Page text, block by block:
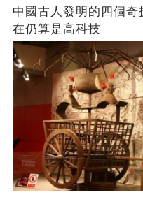
中國古人發明的四個
在仍算是高科技